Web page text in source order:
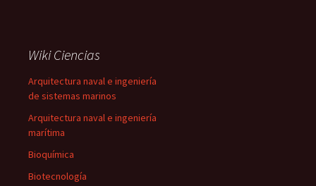
Wiki Ciencias
Arquitectura naval e ingeniería
de sistemas marinos
Arquitectura naval e ingeniería
marítima
Bioquímica
Biotecnología